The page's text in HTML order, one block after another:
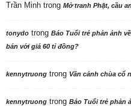
Trần Minh trong Mở tranh Phật, cầu
tonydo trong Báo Tuổi trẻ phản ảnh
bán với giá 60 tỉ đồng?
kennytruong trong Vãn cảnh chùa cổ
kennytruong trong Báo Tuổi trẻ phản